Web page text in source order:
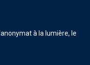
à la lumière, le